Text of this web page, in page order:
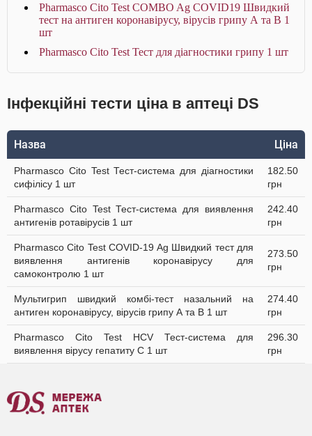
Pharmasco Cito Test COMBO Ag COVID19 Швидкий
тест на антиген коронавірусу, вірусів грипу А та В 1
шт
Pharmasco Cito Test Тест для діагностики грипу 1 шт
Інфекційні тести ціна в аптеці DS
Назва Ціна
Pharmasco Cito Test Тест-система для діагностики
cифілісу 1 шт
182.50
грн
Pharmasco Cito Test Тест-система для виявлення
антигенів ротавірусів 1 шт
242.40
грн
Pharmasco Cito Test COVID-19 Ag Швидкий тест для
виявлення антигенів коронавірусу для
самоконтролю 1 шт
273.50
грн
Мультигрип швидкий комбі-тест назальний на
антиген коронавірусу, вірусів грипу А та В 1 шт
274.40
грн
Pharmasco Cito Test HCV Тест-система для
виявлення вірусу гепатиту С 1 шт
296.30
грн